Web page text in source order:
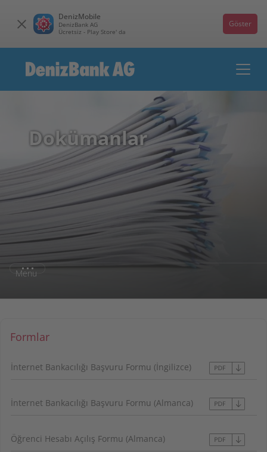
DenizMobile
DenizBank AG
Ücretsiz - Play Store' da
Göster
Dokümanlar
Menu
Formlar
İnternet Bankacılığı Başvuru Formu (İngilizce)
İnternet Bankacılığı Başvuru Formu (Almanca)
Öğrenci Hesabı Açılış Formu (Almanca)